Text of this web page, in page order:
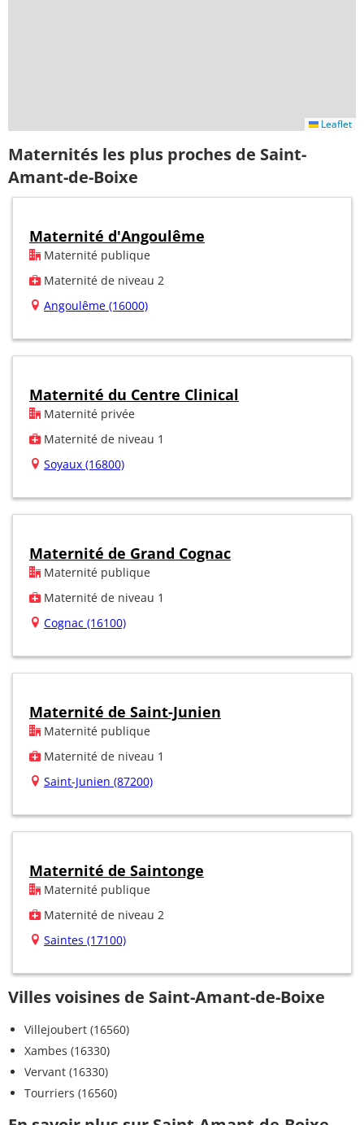
Leaflet
Maternités les plus proches de Saint-
Amant-de-Boixe
Maternité d'Angoulême
Maternité publique
Maternité de niveau 2
Angoulême (16000)
Maternité du Centre Clinical
Maternité privée
Maternité de niveau 1
Soyaux (16800)
Maternité de Grand Cognac
Maternité publique
Maternité de niveau 1
Cognac (16100)
Maternité de Saint-Junien
Maternité publique
Maternité de niveau 1
Saint-Junien (87200)
Maternité de Saintonge
Maternité publique
Maternité de niveau 2
Saintes (17100)
Villes voisines de Saint-Amant-de-Boixe
Villejoubert (16560)
Xambes (16330)
Vervant (16330)
Tourriers (16560)